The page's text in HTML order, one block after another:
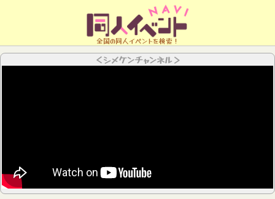
全国の同人イベントを検索！
＜シメケンチャンネル＞